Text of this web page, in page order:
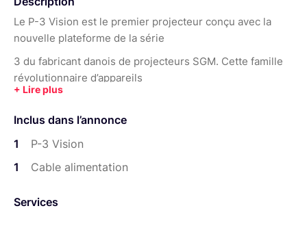
Le P-3 Vision est le premier projecteur conçu avec la
nouvelle plateforme de la série
3 du fabricant danois de projecteurs SGM. Cette famille
révolutionnaire d’appareils
de performance qui la
rendent unique au sein des appareils de cette catégorie
un moteur d’éclairage
Inclus dans l’annonce
1
P-3 Vision
1
Cable alimentation
Services